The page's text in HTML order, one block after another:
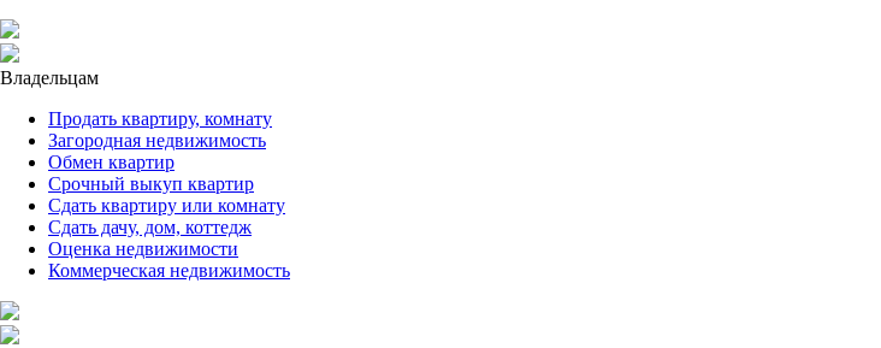
Владельцам
Продать квартиру, комнату
Загородная недвижимость
Обмен квартир
Срочный выкуп квартир
Сдать квартиру или комнату
Сдать дачу, дом, коттедж
Оценка недвижимости
Коммерческая недвижимость